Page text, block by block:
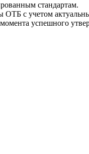
стандартам.
с учетом
успешного